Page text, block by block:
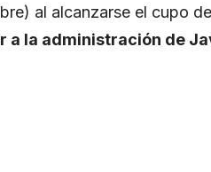
) al alcanzarse el cupo de
a la administración de